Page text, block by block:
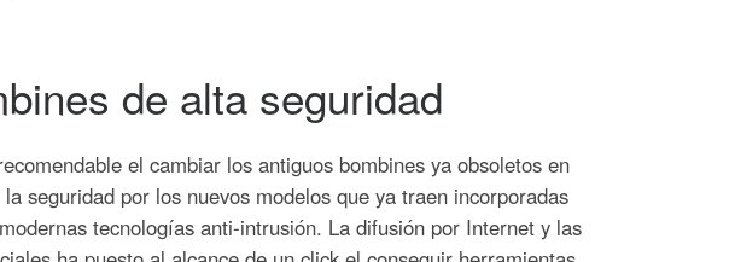
de alta seguridad
el cambiar los antiguos bombines ya obsoletos en
seguridad por los nuevos modelos que ya traen incorporadas
tecnologías anti-intrusión. La difusión por Internet y las